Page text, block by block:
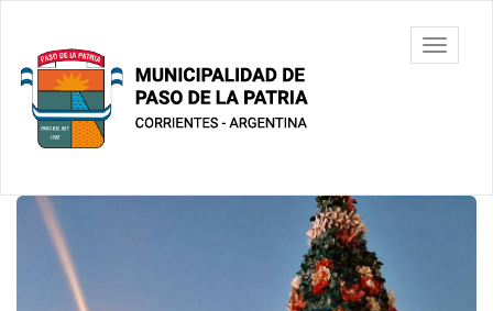
contenido
principal
Municipalidad
de Paso De
La Patria
barra
Contenido
principal